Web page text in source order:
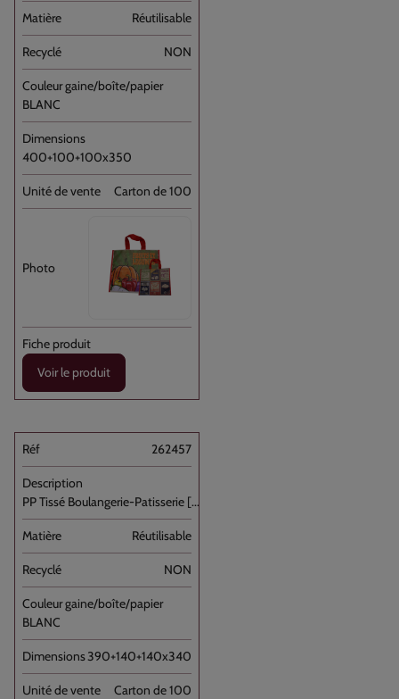
Réutilisable
NON
BLANC
400+100+100x350
Carton de 100
Voir le produit
262457
PP Tissé Boulangerie-Patisserie [...]
Réutilisable
NON
BLANC
390+140+140x340
Carton de 100